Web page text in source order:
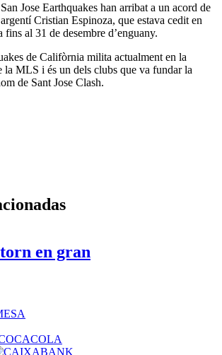
Jose Earthquakes han arribat a un acord de
Cristian Espinoza, que estava cedit en
al 31 de desembre d’enguany.
de Califòrnia milita actualment en la
la MLS i és un dels clubs que va fundar la
de Sant Jose Clash.
en gran